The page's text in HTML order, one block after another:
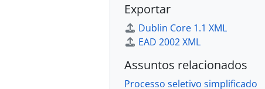
Exportar
Dublin Core 1.1 XML
EAD 2002 XML
Assuntos relacionados
Processo seletivo simplificado